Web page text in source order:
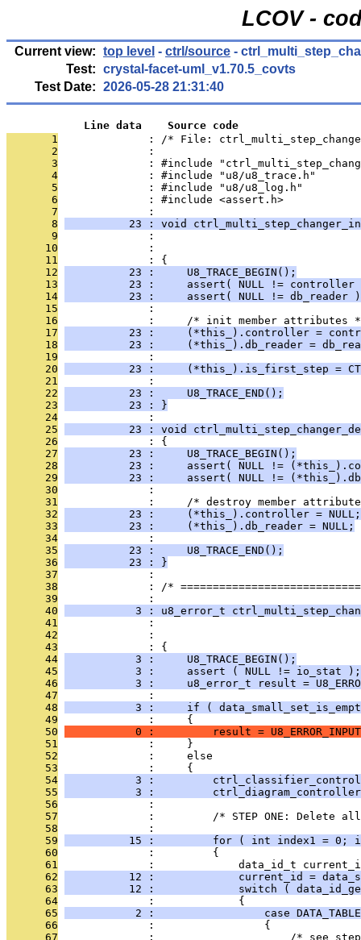
LCOV -
Current view: top level - ctrl/source -
Test: crystal-facet-uml_v1.70.5_covts
Test Date: 2026-05-28 21:31:40
            Line data    Source code
       1
: /* File:
       2
              :
       3
: #include
       4
              : #include "u8/u8_trace.h"
       5
              : #include "u8/u8_log.h"
       6
              : #include <assert.h>
       7
              :
       8
23 : void
       9
:
      10
:
      11
              : {
      12
          23 :     U8_TRACE_BEGIN();
      13
23 :     assert( NULL != controller
      14
23 :     assert( NULL != db_reader
      15
              :
      16
:     /* init member attributes
      17
23 :     (*this_).controller =
      18
23 :     (*this_).db_reader =
      19
              :
      20
23 :     (*this_).is_first_step =
      21
              :
      22
          23 :     U8_TRACE_END();
      23
          23 : }
      24
              :
      25
23 : void
      26
              : {
      27
          23 :     U8_TRACE_BEGIN();
      28
23 :     assert( NULL !=
      29
23 :     assert( NULL !=
      30
              :
      31
:     /* destroy member
      32
          23 :     (*this_).controller = NULL;
      33
          23 :     (*this_).db_reader = NULL;
      34
              :
      35
          23 :     U8_TRACE_END();
      36
          23 : }
      37
              :
      38
: /*
      39
              :
      40
3 : u8_error_t
      41
:
      42
:
      43
              : {
      44
           3 :     U8_TRACE_BEGIN();
      45
           3 :     assert ( NULL != io_stat );
      46
3 :     u8_error_t result =
      47
              :
      48
3 :     if (
      49
              :     {
      50
0 :         result =
      51
              :     }
      52
              :     else
      53
              :     {
      54
3 :
      55
3 :
      56
              :
      57
:         /* STEP ONE: Delete
      58
              :
      59
15 :         for ( int index1 = 0;
      60
              :         {
      61
:             data_id_t
      62
12 :             current_id =
      63
12 :             switch (
      64
              :             {
      65
2 :                 case
      66
              :                 {
      67
:                     /* see